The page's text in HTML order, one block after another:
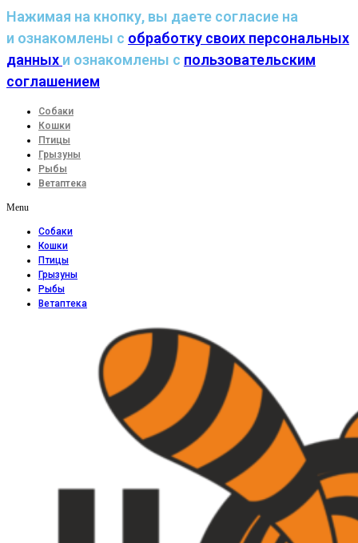
Нажимая на кнопку, вы даете согласие на
и ознакомлены с обработку своих персональных
данных и ознакомлены с пользовательским
соглашением
Собаки
Кошки
Птицы
Грызуны
Рыбы
Ветаптека
Menu
Собаки
Кошки
Птицы
Грызуны
Рыбы
Ветаптека